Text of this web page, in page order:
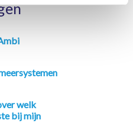
welk
bij mijn